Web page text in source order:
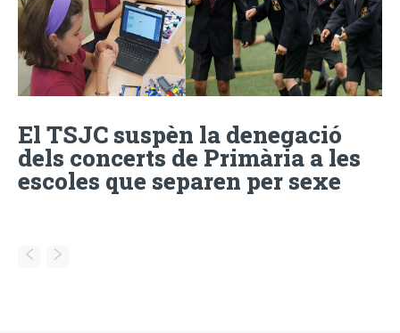
El TSJC suspèn la denegació
dels concerts de Primària a les
escoles que separen per sexe